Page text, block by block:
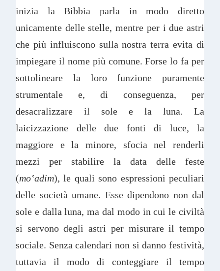
inizia la Bibbia parla in modo diretto
unicamente delle stelle, mentre per i due astri
che più influiscono sulla nostra terra evita di
impiegare il nome più comune. Forse lo fa per
sottolineare la loro funzione puramente
strumentale e, di conseguenza, per
desacralizzare il sole e la luna. La
laicizzazione delle due fonti di luce, la
maggiore e la minore, sfocia nel renderli
mezzi per stabilire la data delle feste
(mo‛adim), le quali sono espressioni peculiari
delle società umane. Esse dipendono non dal
sole e dalla luna, ma dal modo in cui le civiltà
si servono degli astri per misurare il tempo
sociale. Senza calendari non si danno festività,
tuttavia il modo di conteggiare il tempo